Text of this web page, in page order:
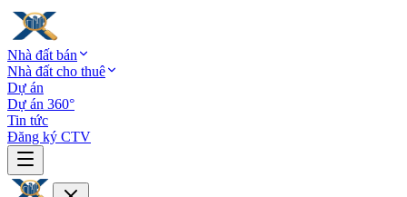
Nhà đất bán
Nhà đất cho thuê
Dự án
Dự án 360°
Tin tức
Đăng ký CTV